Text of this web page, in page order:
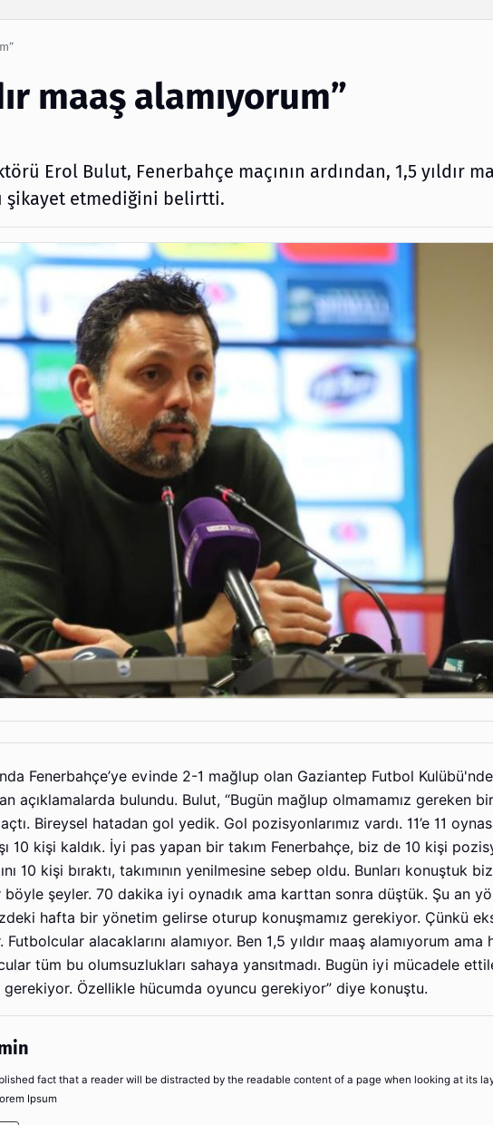
maaş alamıyorum”
Erol Bulut, Fenerbahçe maçının ardından, 1,5 yıldır
şikayet etmediğini belirtti.
Fenerbahçe’ye evinde 2-1 mağlup olan Gaziantep Futbol
açıklamalarda bulundu. Bulut, “Bugün mağlup olmamamız gereken
Bireysel hatadan gol yedik. Gol pozisyonlarımız vardı. 11’e 11
10 kişi kaldık. İyi pas yapan bir takım Fenerbahçe, biz de 10 kişi
10 kişi bıraktı, takımının yenilmesine sebep oldu. Bunları konuştuk
böyle şeyler. 70 dakika iyi oynadık ama karttan sonra düştük. Şu an
hafta bir yönetim gelirse oturup konuşmamız gerekiyor. Çünkü
alacaklarını alamıyor. Ben 1,5 yıldır maaş alamıyorum ama
tüm bu olumsuzlukları sahaya yansıtmadı. Bugün iyi mücadele
Özellikle hücumda oyuncu gerekiyor” diye konuştu.
fact that a reader will be distracted by the readable content of a page when looking at its
Ipsum